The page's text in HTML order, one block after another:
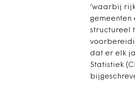
‘waarbij
gemeenten
structureel
dat er elk
Statistiek